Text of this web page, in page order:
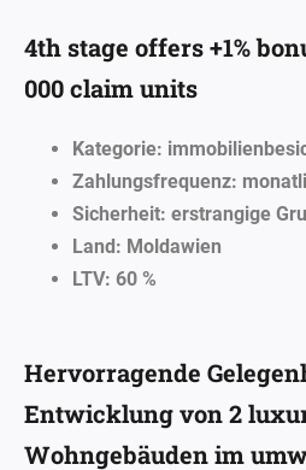
4th stage offers +1%
000 claim units
Kategorie:
Zahlungsfrequenz:
Sicherheit: erstrangige
Land: Moldawien
LTV: 60 %
Hervorragende
Entwicklung von 2
Wohngebäuden im